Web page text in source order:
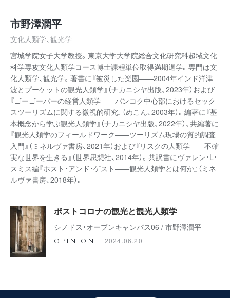
市野澤潤平
文化人類学、観光学
宮城学院女子大学教授。東京大学大学院総合文化研究科超域文化
科学専攻文化人類学コース博士課程単位取得満期退学。専門は文
化人類学、観光学。著書に『被災した楽園――2004年インド洋津
波とプーケットの観光人類学』（ナカニシヤ出版、2023年）および
『ゴーゴーバーの経営人類学――バンコク中心部におけるセック
スツーリズムに関する微視的研究』（めこん、2003年）。編著に『基
本概念から学ぶ観光人類学』（ナカニシヤ出版、2022年）、共編著に
『観光人類学のフィールドワーク――ツーリズム現場の質的調査
入門』（ミネルヴァ書房、2021年）および『リスクの人類学――不確
実な世界を生きる』（世界思想社、2014年）。共訳書にヴァレン・L・
スミス編『ホスト・アンド・ゲスト――観光人類学とは何か』（ミネ
ルヴァ書房、2018年）。
ポストコロナの観光と観光人類学
シノドス・オープンキャンパス06 / 市野澤潤平
OPINION 2024.06.20